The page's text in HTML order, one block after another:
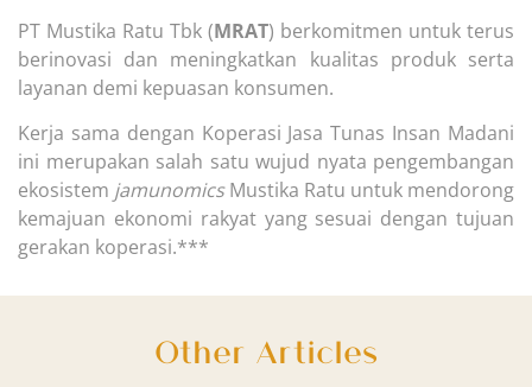
PT Mustika Ratu Tbk (MRAT) berkomitmen untuk terus
berinovasi dan meningkatkan kualitas produk serta
layanan demi kepuasan konsumen.
Kerja sama dengan Koperasi Jasa Tunas Insan Madani
ini merupakan salah satu wujud nyata pengembangan
ekosistem jamunomicsMustika Ratu untuk mendorong
kemajuan ekonomi rakyat yang sesuai dengan tujuan
gerakan koperasi.***
Other Articles